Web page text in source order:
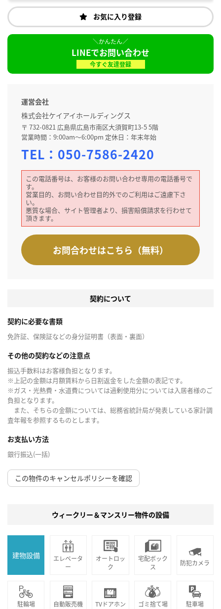
お気に入り登録
LINEでお問い合わせ
今すぐ友達登録
運営会社
株式会社ケイアイホールディングス
〒 732-0821 広島県広島市南区大須賀町13-5 5階
営業時間：9:00am～6:00pm 定休日：年末年始
TEL： 050-7586-2420
この電話番号は、お客様のお問い合わせ専用の電話番号で
す。
営業目的、お問い合わせ目的外でのご利用はご遠慮下さ
い。
悪質な場合、サイト管理者より、損害賠償請求を行わせて
頂きます。
お問合わせはこちら（無料）
契約について
契約に必要な書類
免許証、保険証などの身分証明書（表面・裏面）
その他の契約などの注意点
振込手数料はお客様負担となります。
※上記の金額は月額賃料から日割返金をした金額の表記です。
※ガス・光熱費・水道費については過剰使用分については入居者様のご
負担となります。
また、そちらの金額については、総務省統計局が発表している家計調
査年報を参照するものとします。
お支払い方法
銀行振込(一括)
この物件のキャンセルポリシーを確認
ウィークリー＆マンスリー物件の設備
建物設備
エレベータ
ー
オートロッ
ク
宅配ボック
ス
防犯カメラ
駐輪場 自動販売機 TVドアホン ゴミ捨て場 駐車場